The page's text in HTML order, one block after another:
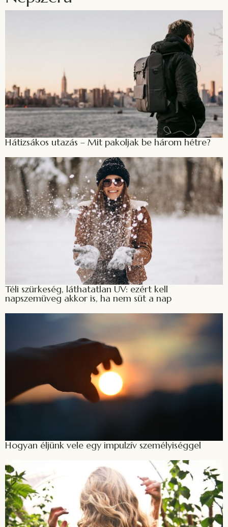
Hátizsákos utazás – Mit pakoljak be három hétre?
Téli szürkeség, láthatatlan UV: ezért kell
napszemüveg akkor is, ha nem süt a nap
Hogyan éljünk vele egy impulzív személyiséggel